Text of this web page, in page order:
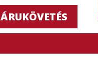
ÁRUKÖVETÉS